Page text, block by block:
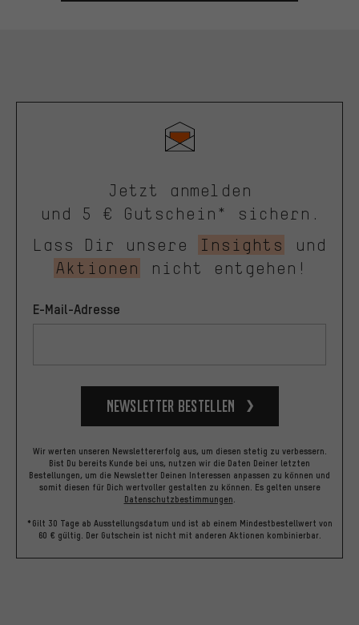
Jetzt anmelden
und 5 € Gutschein* sichern.
Lass Dir unsere
Insights
und
Aktionen
nicht entgehen!
E-Mail-Adresse
Newsletter bestellen
Wir werten unseren Newslettererfolg aus, um diesen stetig zu verbessern.
Bist Du bereits Kunde bei uns, nutzen wir die Daten Deiner letzten
Bestellungen, um die Newsletter Deinen Interessen anpassen zu können und
somit diesen für Dich wertvoller gestalten zu können. Es gelten unsere
Datenschutzbestimmungen.
*Gilt 30 Tage ab Ausstellungsdatum und ist ab einem Mindestbestellwert von
60 € gültig. Der Gutschein ist nicht mit anderen Aktionen kombinierbar.